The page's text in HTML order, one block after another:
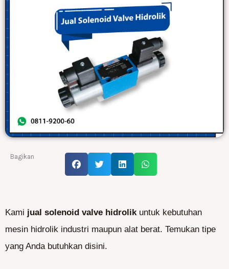
Bagikan
Kami jual solenoid valve hidrolikuntuk kebutuhan
mesin hidrolik industri maupun alat berat. Temukan tipe
yang Anda butuhkan disini.